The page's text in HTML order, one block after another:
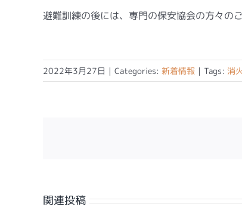
避難訓練の後には、専門の保安協会の方々の
2022年3月27日 | Categories: 新着情報 | Tags: 消
関連投稿